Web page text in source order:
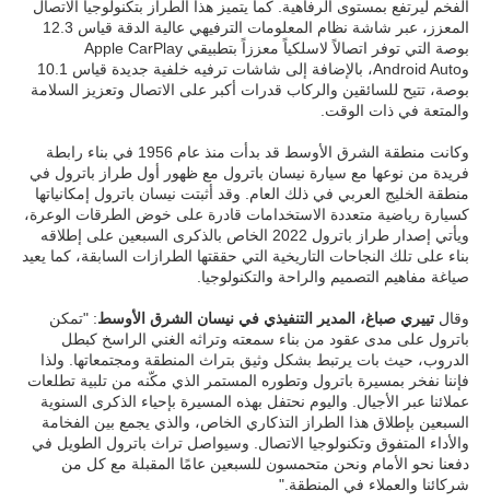
الفخم ليرتفع بمستوى الرفاهية. كما يتميز هذا الطراز بتكنولوجيا الاتصال
المعزز، عبر شاشة نظام المعلومات الترفيهي عالية الدقة قياس 12.3
بوصة التي توفر اتصالاً لاسلكياً معززاً بتطبيقي Apple CarPlay
وAndroid Auto، بالإضافة إلى شاشات ترفيه خلفية جديدة قياس 10.1
بوصة، تتيح للسائقين والركاب قدرات أكبر على الاتصال وتعزيز السلامة
والمتعة في ذات الوقت.
وكانت منطقة الشرق الأوسط قد بدأت منذ عام 1956 في بناء رابطة
فريدة من نوعها مع سيارة نيسان باترول مع ظهور أول طراز باترول في
منطقة الخليج العربي في ذلك العام. وقد أثبتت نيسان باترول إمكانياتها
كسيارة رياضية متعددة الاستخدامات قادرة على خوض الطرقات الوعرة،
ويأتي إصدار طراز باترول 2022 الخاص بالذكرى السبعين على إطلاقه
بناء على تلك النجاحات التاريخية التي حققتها الطرازات السابقة، كما يعيد
صياغة مفاهيم التصميم والراحة والتكنولوجيا.
وقالتييري صباغ، المدير التنفيذي في نيسان الشرق الأوسط: "تمكن
باترول على مدى عقود من بناء سمعته وتراثه الغني الراسخ كبطل
الدروب، حيث بات يرتبط بشكل وثيق بتراث المنطقة ومجتمعاتها. ولذا
فإننا نفخر بمسيرة باترول وتطوره المستمر الذي مكّنه من تلبية تطلعات
عملائنا عبر الأجيال. واليوم نحتفل بهذه المسيرة بإحياء الذكرى السنوية
السبعين بإطلاق هذا الطراز التذكاري الخاص، والذي يجمع بين الفخامة
والأداء المتفوق وتكنولوجيا الاتصال. وسيواصل تراث باترول الطويل في
دفعنا نحو الأمام ونحن متحمسون للسبعين عامًا المقبلة مع كل من
شركائنا والعملاء في المنطقة."